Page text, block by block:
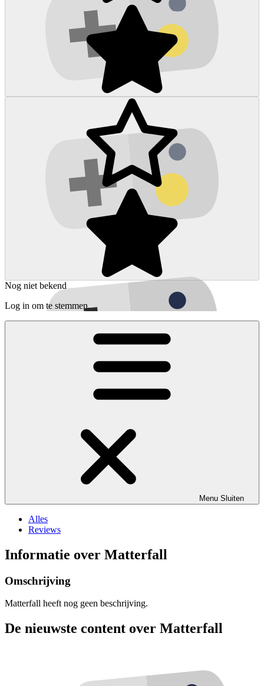
Nog niet bekend
Log in om te stemmen.
Menu Sluiten
Alles
Reviews
Informatie over Matterfall
Omschrijving
Matterfall heeft nog geen beschrijving.
De nieuwste content over Matterfall